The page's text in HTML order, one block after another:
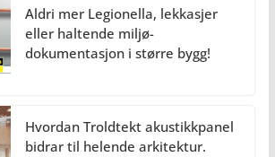
Aldri mer Legionella, lekkasjer
eller haltende miljø-
dokumentasjon i større bygg!
Hvordan Troldtekt akustikkpanel
bidrar til helende arkitektur.